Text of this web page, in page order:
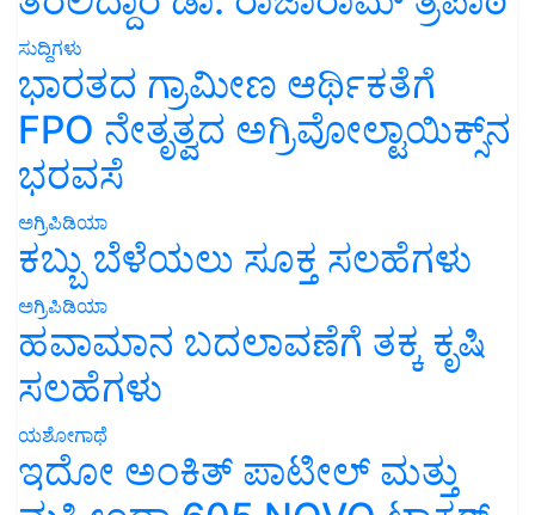
ಸುದ್ದಿಗಳು
ಭಾರತದ ಗ್ರಾಮೀಣ ಆರ್ಥಿಕತೆಗೆ
FPO ನೇತೃತ್ವದ ಅಗ್ರಿವೋಲ್ಟಾಯಿಕ್ಸ್‌ನ
ಭರವಸೆ
ಅಗ್ರಿಪಿಡಿಯಾ
ಕಬ್ಬು ಬೆಳೆಯಲು ಸೂಕ್ತ ಸಲಹೆಗಳು
ಅಗ್ರಿಪಿಡಿಯಾ
ಹವಾಮಾನ ಬದಲಾವಣೆಗೆ ತಕ್ಕ ಕೃಷಿ
ಸಲಹೆಗಳು
ಯಶೋಗಾಥೆ
ಇದೋ ಅಂಕಿತ್ ಪಾಟೀಲ್ ಮತ್ತು